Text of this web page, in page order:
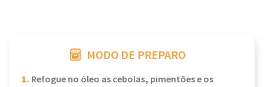
MODO DE PREPARO
1. Refogue no óleo as cebolas, pimentões e os